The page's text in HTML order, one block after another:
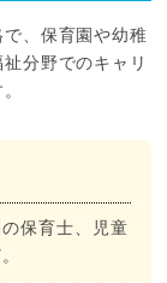
、保育園や幼稚
分野でのキャリ
保育士、児童